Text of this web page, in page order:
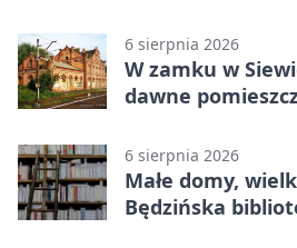
6 sierpnia 2026
W zamku w
dawne
6 sierpnia 2026
Małe domy,
Będzińska